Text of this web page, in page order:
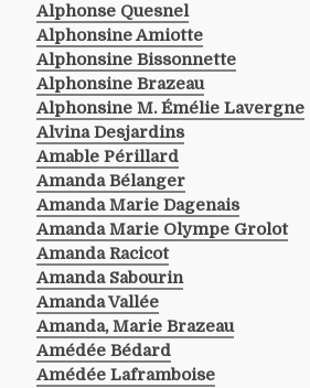
Alphonse Quesnel
Alphonsine Amiotte
Alphonsine Bissonnette
Alphonsine Brazeau
Alphonsine M. Émélie Lavergne
Alvina Desjardins
Amable Périllard
Amanda Bélanger
Amanda Marie Dagenais
Amanda Marie Olympe Grolot
Amanda Racicot
Amanda Sabourin
Amanda Vallée
Amanda, Marie Brazeau
Amédée Bédard
Amédée Laframboise